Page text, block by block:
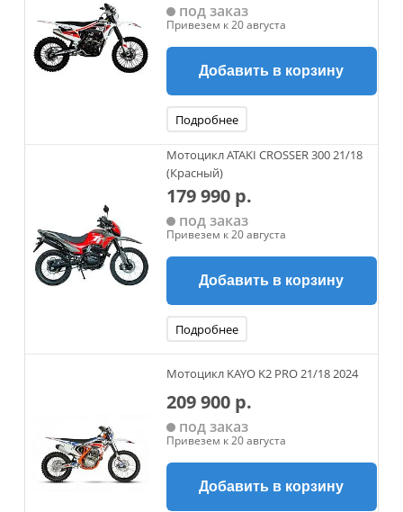
под заказ
Привезем к 20 августа
Добавить в корзину
Подробнее
Мотоцикл ATAKI CROSSER 300 21/18
(Красный)
179 990 р.
под заказ
Привезем к 20 августа
Добавить в корзину
Подробнее
Мотоцикл KAYO K2 PRO 21/18 2024
209 900 р.
под заказ
Привезем к 20 августа
Добавить в корзину